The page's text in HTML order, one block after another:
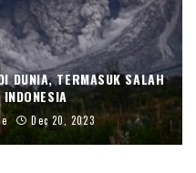
DUNIA, TERMASUK SALAH
Dec 20, 2023